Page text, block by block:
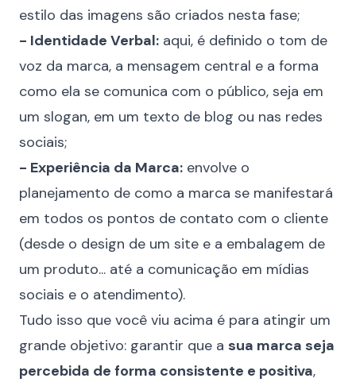
estilo das imagens são criados nesta fase;
- Identidade Verbal: aqui, é definido o tom de
voz da marca, a mensagem central e a forma
como ela se comunica com o público, seja em
um slogan, em um texto de blog ou nas redes
sociais;
- Experiência da Marca: envolve o
planejamento de como a marca se manifestará
em todos os pontos de contato com o cliente
(desde o design de um site e a embalagem de
um produto... até a comunicação em mídias
sociais e o atendimento).
Tudo isso que você viu acima é para atingir um
grande objetivo: garantir que a sua marca seja
percebida de forma consistente e positiva,